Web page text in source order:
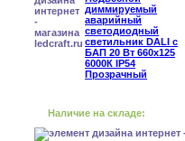
Наличие на складе: